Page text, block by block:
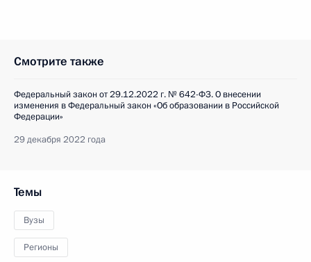
Смотрите также
Федеральный закон от 29.12.2022 г. № 642-ФЗ. О внесении
изменения в Федеральный закон «Об образовании в Российской
Федерации»
29 декабря 2022 года
Темы
Вузы
Регионы